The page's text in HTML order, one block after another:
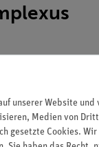
unserer Website
Medien von
gesetzte Cookies.